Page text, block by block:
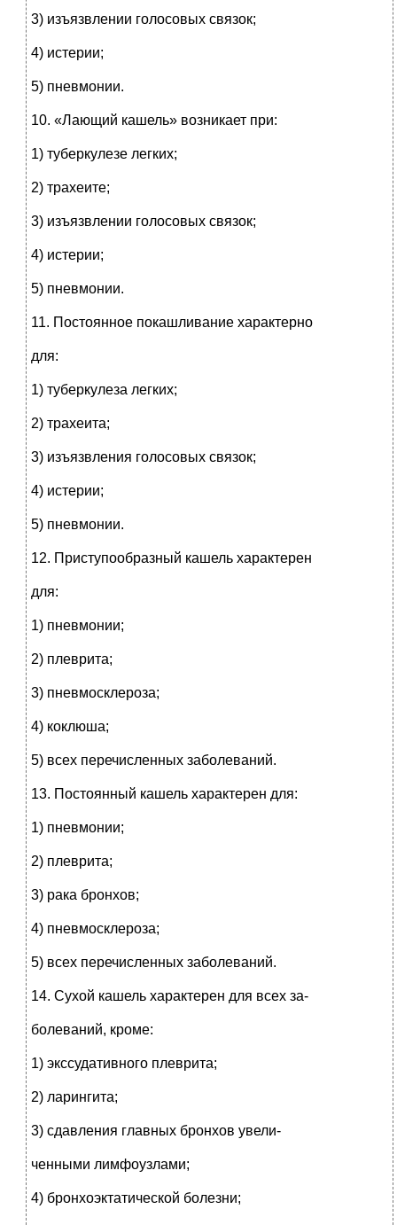
3) изъязвлении голосовых связок;
4) истерии;
5) пневмонии.
10. «Лающий кашель» возникает при:
1) туберкулезе легких;
2) трахеите;
3) изъязвлении голосовых связок;
4) истерии;
5) пневмонии.
11. Постоянное покашливание характерно
для:
1) туберкулеза легких;
2) трахеита;
3) изъязвления голосовых связок;
4) истерии;
5) пневмонии.
12. Приступообразный кашель характерен
для:
1) пневмонии;
2) плеврита;
3) пневмосклероза;
4) коклюша;
5) всех перечисленных заболеваний.
13. Постоянный кашель характерен для:
1) пневмонии;
2) плеврита;
3) рака бронхов;
4) пневмосклероза;
5) всех перечисленных заболеваний.
14. Сухой кашель характерен для всех за-
болеваний, кроме:
1) экссудативного плеврита;
2) ларингита;
3) сдавления главных бронхов увели-
ченными лимфоузлами;
4) бронхоэктатической болезни;